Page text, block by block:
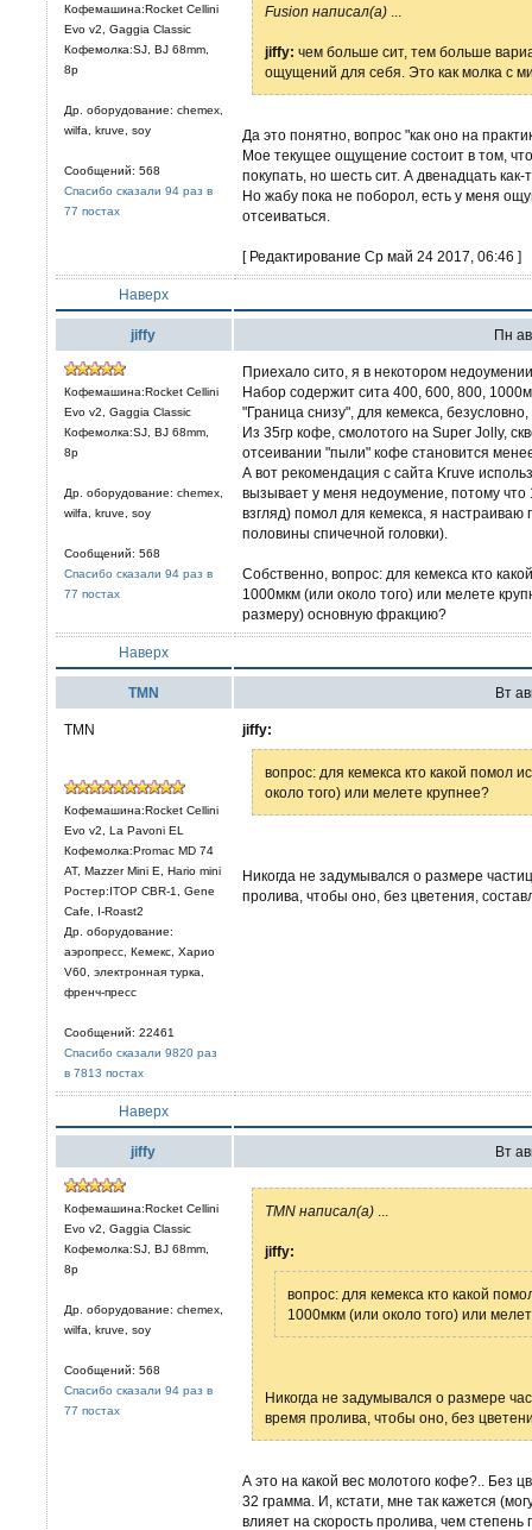
Кофемашина:Rocket Cellini
Evo v2, Gaggia Classic
Кофемолка:SJ, BJ 68mm,
8р
Др. оборудование: chemex,
wilfa, kruve, soy
Сообщений: 568
Спасибо сказали 94 раз в
77 постах
Fusion написал(а)
jiffy: чем больше сит, тем больше
ощущений для себя. Это как молка с
Да это понятно, вопрос "как оно на
Мое текущее ощущение состоит в том,
покупать, но шесть сит. А двенадцать
Но жабу пока не поборол, есть у меня
отсеиваться.
[ Редактирование Ср май 24 2017, 06:46 ]
Наверх
jiffy Пн
Кофемашина:Rocket Cellini
Evo v2, Gaggia Classic
Кофемолка:SJ, BJ 68mm,
8р
Др. оборудование: chemex,
wilfa, kruve, soy
Сообщений: 568
Спасибо сказали 94 раз в
77 постах
Приехало сито, я в некотором
Набор содержит сита 400, 600, 800,
"Граница снизу", для кемекса,
Из 35гр кофе, смолотого на Super Jolly,
отсеивании "пыли" кофе становится
А вот рекомендация с сайта Kruve
вызывает у меня недоумение, потому
взгляд) помол для кемекса, я
половины спичечной головки).
Собственно, вопрос: для кемекса кто
1000мкм (или около того) или мелете
размеру) основную фракцию?
Наверх
TMN Вт
TMN
Кофемашина:Rocket Cellini
Evo v2, La Pavoni EL
Кофемолка:Promac MD 74
AT, Mazzer Mini E, Hario mini
Ростер:ITOP CBR-1, Gene
Cafe, I-Roast2
Др. оборудование:
аэропресс, Кемекс, Харио
V60, электронная турка,
френч-пресс
Сообщений: 22461
Спасибо сказали 9820 раз
в 7813 постах
jiffy:
вопрос: для кемекса кто какой помол
около того) или мелете крупнее?
Никогда не задумывался о размере
пролива, чтобы оно, без цветения,
Наверх
jiffy Вт
Кофемашина:Rocket Cellini
Evo v2, Gaggia Classic
Кофемолка:SJ, BJ 68mm,
8р
Др. оборудование: chemex,
wilfa, kruve, soy
Сообщений: 568
Спасибо сказали 94 раз в
77 постах
TMN написал(а)
jiffy:
вопрос: для кемекса кто какой
1000мкм (или около того) или
Никогда не задумывался о размере
время пролива, чтобы оно, без
А это на какой вес молотого кофе?.. Без
32 грамма. И, кстати, мне так кажется
влияет на скорость пролива, чем